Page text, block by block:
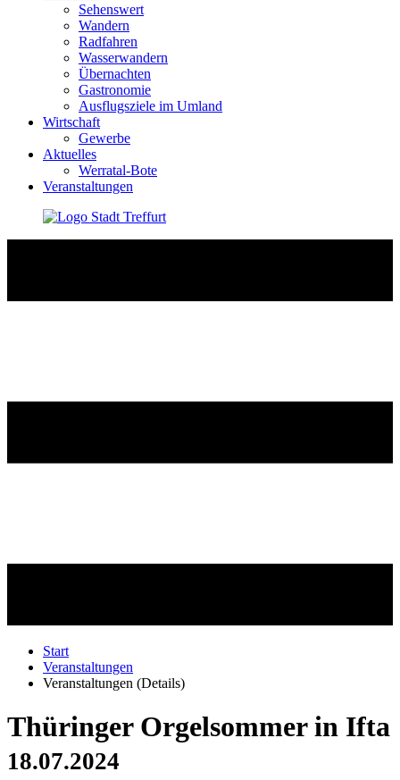
Sehenswert
Wandern
Radfahren
Wasserwandern
Übernachten
Gastronomie
Ausflugsziele im Umland
Wirtschaft
Gewerbe
Aktuelles
Werratal-Bote
Veranstaltungen
Start
Veranstaltungen
Veranstaltungen (Details)
Thüringer Orgelsommer in Ifta
18.07.2024